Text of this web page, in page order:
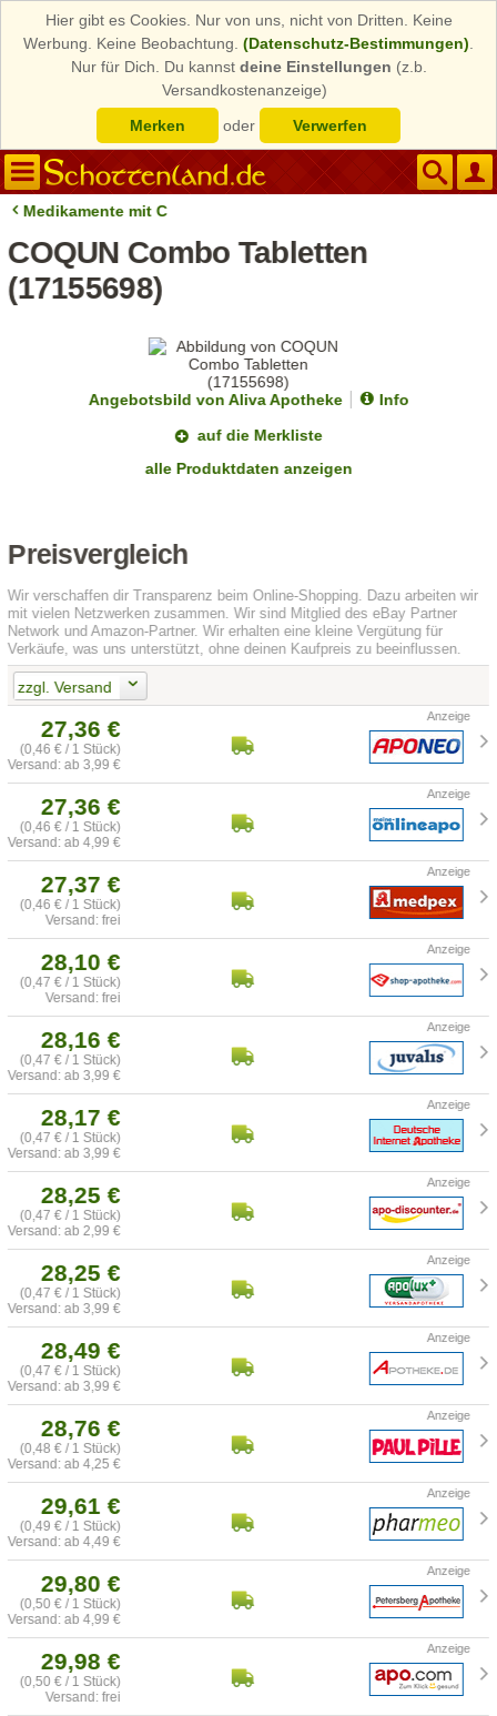
Hier gibt es Cookies. Nur von uns, nicht von Dritten. Keine
Werbung. Keine Beobachtung. (Datenschutz-Bestimmungen)
Nur für Dich. Du kannst deine Einstellungen (z.b.
Versandkostenanzeige)
Merken
oder Verwerfen
Medikamente mit C
COQUN Combo Tabletten
(17155698)
Angebotsbild von Aliva Apotheke
Info
auf die Merkliste
alle Produktdaten anzeigen
Preisvergleich
Wir verschaffen dir Transparenz beim Online-Shopping. Dazu arbeiten wir
mit vielen Netzwerken zusammen. Wir sind Mitglied des eBay Partner
Network und Amazon-Partner. Wir erhalten eine kleine Vergütung für
Verkäufe, was uns unterstützt, ohne deinen Kaufpreis zu beeinflussen.
zzgl. Versand
27,36 €
(0,46 € / 1 Stück)
Versand: ab 3,99 €
27,36 €
(0,46 € / 1 Stück)
Versand: ab 4,99 €
27,37 €
(0,46 € / 1 Stück)
Versand: frei
28,10 €
(0,47 € / 1 Stück)
Versand: frei
28,16 €
(0,47 € / 1 Stück)
Versand: ab 3,99 €
28,17 €
(0,47 € / 1 Stück)
Versand: ab 3,99 €
28,25 €
(0,47 € / 1 Stück)
Versand: ab 2,99 €
28,25 €
(0,47 € / 1 Stück)
Versand: ab 3,99 €
28,49 €
(0,47 € / 1 Stück)
Versand: ab 3,99 €
28,76 €
(0,48 € / 1 Stück)
Versand: ab 4,25 €
29,61 €
(0,49 € / 1 Stück)
Versand: ab 4,49 €
29,80 €
(0,50 € / 1 Stück)
Versand: ab 4,99 €
29,98 €
(0,50 € / 1 Stück)
Versand: frei